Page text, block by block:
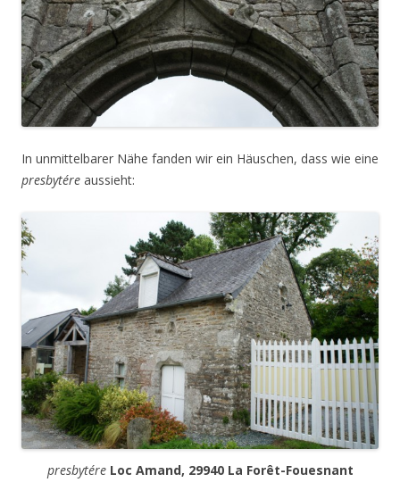
In unmittelbarer Nähe fanden wir ein Häuschen, dass wie eine
presbytére aussieht:
presbytére Loc Amand, 29940 La Forêt-Fouesnant